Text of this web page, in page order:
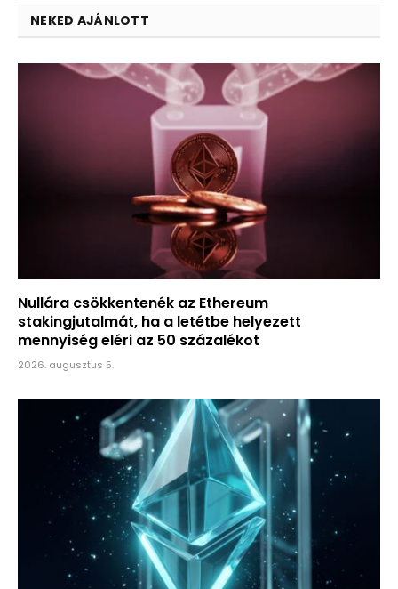
NEKED AJÁNLOTT
Nullára csökkentenék az Ethereum
stakingjutalmát, ha a letétbe helyezett
mennyiség eléri az 50 százalékot
2026. augusztus 5.